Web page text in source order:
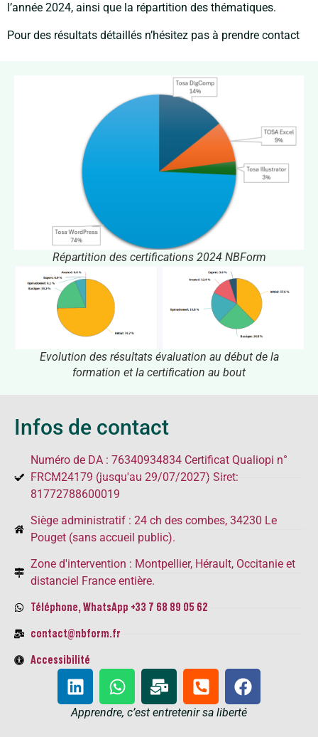
l’année 2024, ainsi que l a répartition des thématiques.
Pour des résultats détaillés n’hésitez pas à prendre contact
Répartition des certifications 2024 NBForm
Evolution des résultats évaluation au début de la
formation et la certification au bout
Infos de contact
Numéro de DA : 76340934834 Certificat Qualiopi n°
FRCM24179 (jusqu'au 29/07/2027) Siret:
81772788600019
Siège administratif : 24 ch des combes, 34230 Le
Pouget (sans accueil public).
Zone d'intervention : Montpellier, Hérault, Occitanie et
distanciel France entière.
Téléphone, WhatsApp +33 7 68 89 05 62
contact@nbform.fr
Accessibilité
Apprendre, c’est entretenir sa liberté​